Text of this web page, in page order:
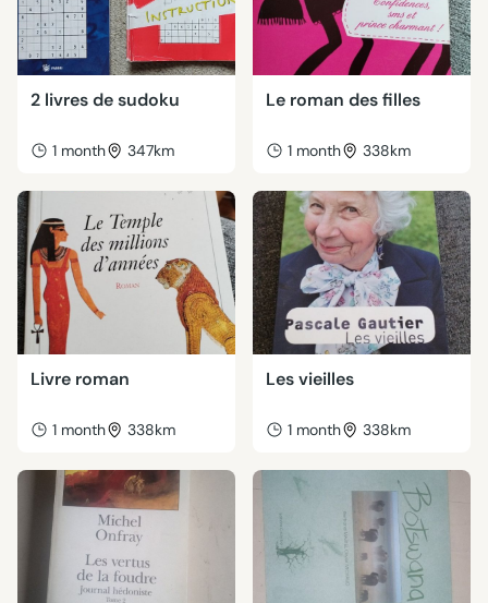
2 livres de sudoku
1 month 347km
Le roman des filles
1 month 338km
Livre roman
1 month 338km
Les vieilles
1 month 338km